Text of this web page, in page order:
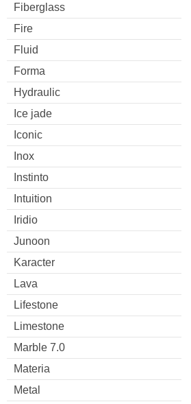
Fiberglass
Fire
Fluid
Forma
Hydraulic
Ice jade
Iconic
Inox
Instinto
Intuition
Iridio
Junoon
Karacter
Lava
Lifestone
Limestone
Marble 7.0
Materia
Metal